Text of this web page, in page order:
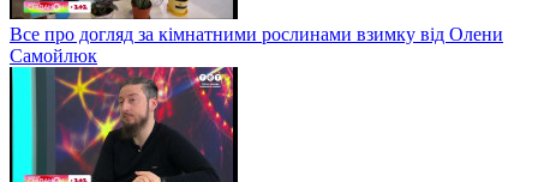
Все про догляд за кімнатними рослинами взимку від Олени
Самойлюк